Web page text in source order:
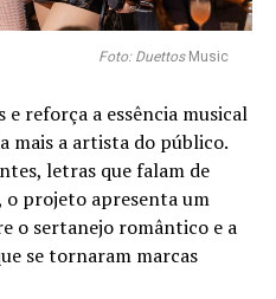
Foto: Duettos Music
e reforça a essência musical
mais a artista do público.
letras que falam de
o projeto apresenta um
o sertanejo romântico e a
se tornaram marcas